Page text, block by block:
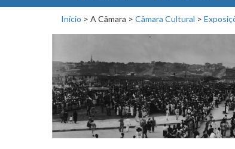
Início > A Câmara > Câmara Cultural >